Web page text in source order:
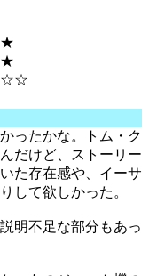
ったかな。トム・ク
だけど、ストーリー
た存在感や、イーサ
して欲しかった。
明不足な部分もあっ